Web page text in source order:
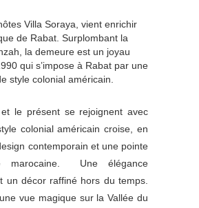
Villa Soraya, vient enrichir
de Rabat. Surplombant la
la demeure est un joyau
qui s’impose à Rabat par une
style colonial américain.
le présent se rejoignent avec
colonial américain croise, en
contemporain et une pointe
marocaine. Une élégance
un décor raffiné hors du temps.
vue magique sur la Vallée du